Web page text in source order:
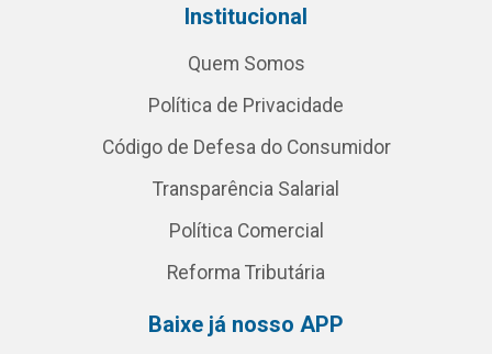
Institucional
Quem Somos
Política de Privacidade
Código de Defesa do Consumidor
Transparência Salarial
Política Comercial
Reforma Tributária
Baixe já nosso APP